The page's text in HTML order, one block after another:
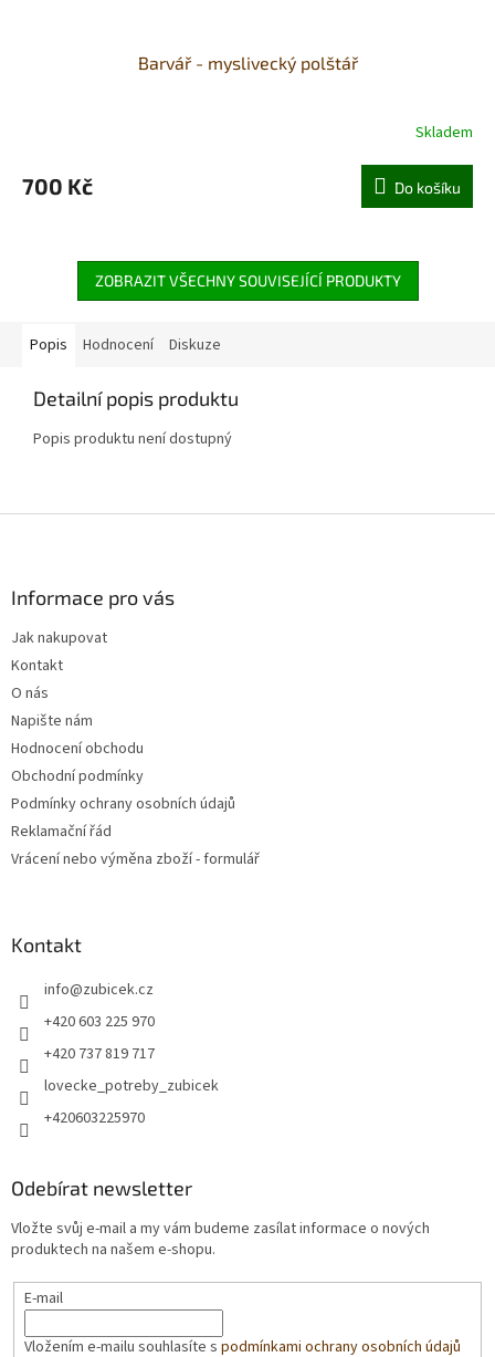
Barvář - myslivecký polštář
Skladem
700 Kč Do košíku
ZOBRAZIT VŠECHNY SOUVISEJÍCÍ PRODUKTY
Popis Hodnocení Diskuze
Detailní popis produktu
Popis produktu není dostupný
Informace pro vás
Jak nakupovat
Kontakt
O nás
Napište nám
Hodnocení obchodu
Obchodní podmínky
Podmínky ochrany osobních údajů
Reklamační řád
Vrácení nebo výměna zboží - formulář
Kontakt
info@zubicek.cz
+420 603 225 970
+420 737 819 717
lovecke_potreby_zubicek
+420603225970
Odebírat newsletter
Vložte svůj e-mail a my vám budeme zasílat informace o nových
produktech na našem e-shopu.
E-mail
Vložením e-mailu souhlasíte s podmínkami ochrany osobních údajů